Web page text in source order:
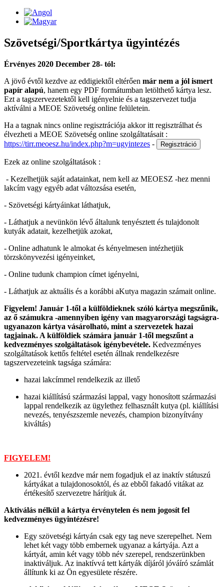
Szövetségi/Sportkártya ügyintézés
Érvényes 2020 December 28- tól:
A jövő évtől kezdve az eddigiektől eltérően már nem a jól ismert
papír alapú, hanem egy PDF formátumban letölthető kártya lesz.
Ezt a tagszervezetektől kell igényelnie és a tagszervezet tudja
aktíválni a MEOE Szövetség online felületein.
Ha a tagnak nincs online regisztrációja akkor itt regisztrálhat és
élvezheti a MEOE Szövetség online szolgáltatásait :
https://tirr.meoesz.hu/index.php?m=ugyintezes -
Ezek az online szolgáltatások :
- Kezelhetjük saját adatainkat, nem kell az MEOESZ -hez menni
lakcím vagy egyéb adat változsása esetén,
- Szövetségi kártyáinkat láthatjuk,
- Láthatjuk a nevünkön lévő általunk tenyésztett és tulajdonolt
kutyák adatait, kezelhetjük azokat,
- Online adhatunk le almokat és kényelmesen intézhetjük
törzskönyvezési igényeinket,
- Online tudunk champion címet igényelni,
- Láthatjuk az aktuális és a korábbi aKutya magazin számait online.
Figyelem! Január 1-től a külföldieknek szóló kártya megszűnik,
az ő számukra -amennyiben igény van magyarországi tagságra-
ugyanazon kártya vásárolható, mint a szervezetek hazai
tagjainak. A külföldiek számára január 1-től megszűnt a
kedvezményes szolgáltatások igénybevétele. Kedvezményes
szolgáltatások kettős feltétel esetén állnak rendelkezésre
tagszervezeteink tagsága számára:
hazai lakcímmel rendelkezik az illető
hazai kiállítású származási lappal, vagy honosított származási
lappal rendelkezik az ügylethez felhasznált kutya (pl. kiállítási
nevezés, tenyészszemle nevezés, champion bizonyítvány
kiváltás)
FIGYELEM!
2021. évtől kezdve már nem fogadjuk el az inaktív státuszú
kártyákat a tulajdonosoktól, és az ebből fakadó vitákat az
értékesítő szervezetre hárítjuk át.
Aktiválás nélkül a kártya érvénytelen és nem jogosít fel
kedvezményes ügyintézésre!
Egy szövetségi kártyán csak egy tag neve szerepelhet. Nem
lehet két vagy több embernek ugyanaz a kártyája. Azt a
kártyát, amin két vagy több név szerepel, rendszerünkben
inaktiváljuk. Az inaktívvá tett kártyák díjáról jóváíró számlát
állítunk ki az Ön egyesülete részére.